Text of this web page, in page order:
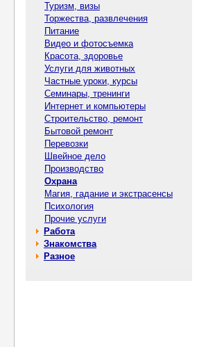
Туризм, визы
Торжества, развлечения
Питание
Видео и фотосъемка
Красота, здоровье
Услуги для животных
Частные уроки, курсы
Семинары, тренинги
Интернет и компьютеры
Строительство, ремонт
Бытовой ремонт
Перевозки
Швейное дело
Производство
Охрана
Магия, гадание и экстрасенсы
Психология
Прочие услуги
Работа
Знакомства
Разное